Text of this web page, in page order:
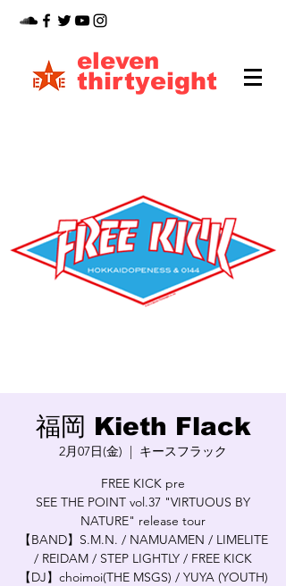
thirtyeight
eleven
福岡 Kieth Flack
2月07日(金)
  |
キースフラック
FREE KICK pre
SEE THE POINT vol.37 "VIRTUOUS BY
NATURE" release tour
【BAND】S.M.N. / NAMUAMEN / LIMELITE
/ REIDAM / STEP LIGHTLY / FREE KICK
【DJ】choimoi(THE MSGS) / YUYA (YOUTH)